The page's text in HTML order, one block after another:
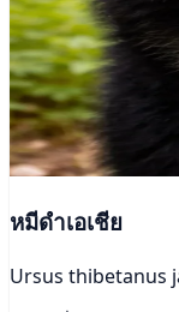
หมีดำเอเชีย
Ursus thibetanus